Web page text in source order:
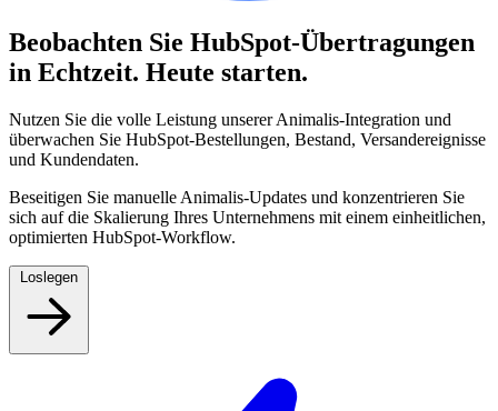
Beobachten Sie HubSpot-Übertragungen
in Echtzeit. Heute starten.
Nutzen Sie die volle Leistung unserer Animalis-Integration und
überwachen Sie HubSpot-Bestellungen, Bestand, Versandereignisse
und Kundendaten.
Beseitigen Sie manuelle Animalis-Updates und konzentrieren Sie
sich auf die Skalierung Ihres Unternehmens mit einem einheitlichen,
optimierten HubSpot-Workflow.
Loslegen